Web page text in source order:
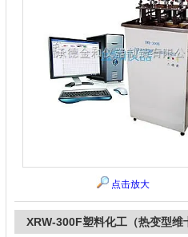
点击放大
XRW-300F塑料化工（热变型维